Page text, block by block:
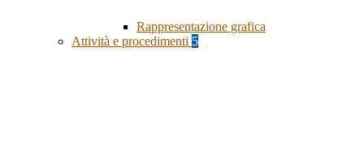
Rappresentazione grafica
Attività e procedimenti 5